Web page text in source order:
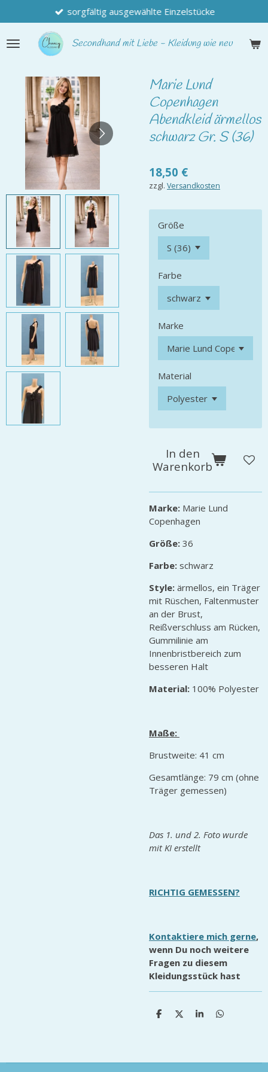
Hauptinhalt
springen
Secondhandmit Liebe - Kleidung wie neu
sorgfältig ausgewählte Einzelstücke
Marie Lund
Copenhagen
Abendkleid ärmellos
schwarz Gr. S (36)
18,50 €
zzgl. Versandkosten
Größe
Farbe
Marke
Material
In den
Warenkorb
Marke: Marie Lund
Copenhagen
Größe: 36
Farbe: schwarz
Style: ärmellos, ein Träger
mit Rüschen, Faltenmuster
an der Brust,
Reißverschluss am Rücken,
Gummilinie am
Innenbristbereich zum
besseren Halt
Material: 100% Polyester
Maße:
Brustweite: 41 cm
Gesamtlänge: 79 cm (ohne
Träger gemessen)
Das 1. und 2. Foto wurde
mit KI erstellt
RICHTIG GEMESSEN?
Kontaktiere mich gerne,
wenn Du noch weitere
Fragen zu diesem
Kleidungsstück hast
T
n
T
n
T
n
T
n